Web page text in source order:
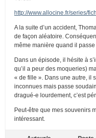
http://www.allocine.fr/series/
A la suite d’un accident,
de façon aléatoire.
même manière quand il passe
Dans un épisode, il hésite à
qu’il a peur des moqueries)
« de fille ». Dans une autre, il
inconnues mais passe
dragué-e lourdement, c’est
Peut-être que mes souvenirs
intéressant.